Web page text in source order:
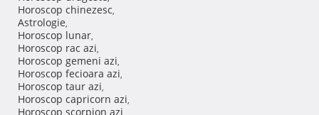
Horoscop chinezesc,
Astrologie,
Horoscop lunar,
Horoscop rac azi,
Horoscop gemeni azi,
Horoscop fecioara azi,
Horoscop taur azi,
Horoscop capricorn azi,
Horoscop scorpion azi,